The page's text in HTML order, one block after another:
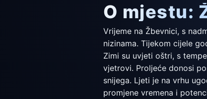
O mjestu:
Vrijeme na Žbevnici, s
nizinama. Tijekom cijele
Zimi su uvjeti oštri, s
vjetrovi. Proljeće donosi
snijega. Ljeti je na vrhu
promjene vremena i